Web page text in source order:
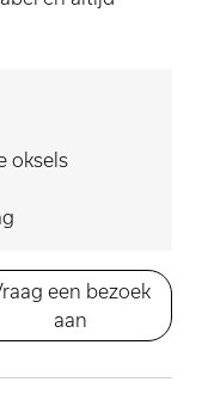
oksels
een bezoek
aan